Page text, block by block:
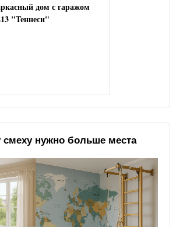
дом с гаражом
"Теннеси"
смеху нужно больше места